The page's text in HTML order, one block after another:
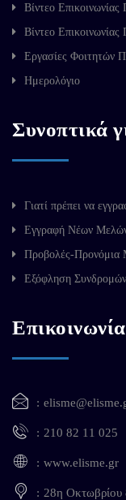
Βίντεο
Βίντεο
Εργασίες Φοιτητών
Ημερολόγιο
Συνοπτικά
Γιατί πρέπει να
Εγγραφή Νέων
Προβολές-Προνόμια
Εξόφληση Συνδρομών
Επικοινωνία
210 82 11 025
www.elisme.gr
28η